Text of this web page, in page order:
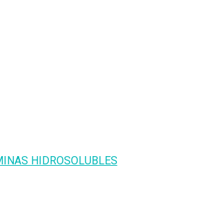
HIDROSOLUBLES